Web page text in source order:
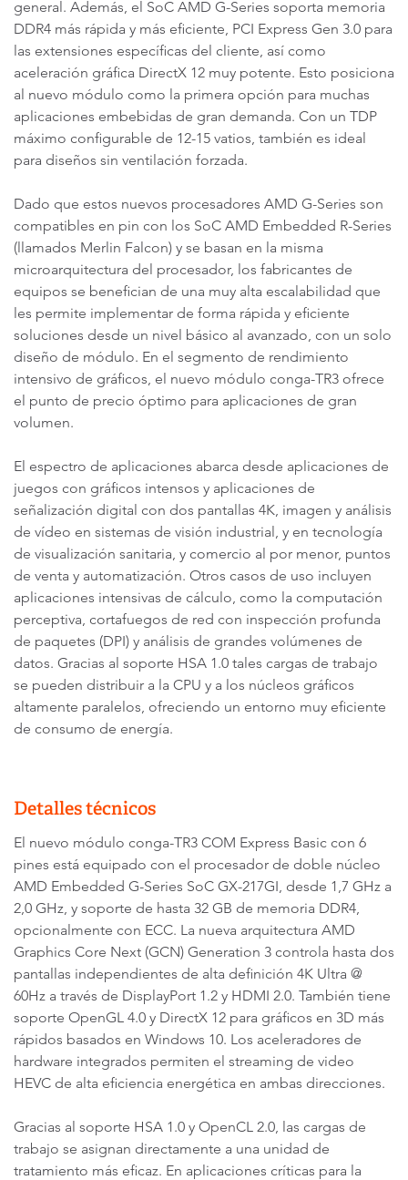
general. Además, el SoC AMD G-Series soporta memoria
DDR4 más rápida y más eficiente, PCI Express Gen 3.0 para
las extensiones específicas del cliente, así como
aceleración gráfica DirectX 12 muy potente. Esto posiciona
al nuevo módulo como la primera opción para muchas
aplicaciones embebidas de gran demanda. Con un TDP
máximo configurable de 12-15 vatios, también es ideal
para diseños sin ventilación forzada.
Dado que estos nuevos procesadores AMD G-Series son
compatibles en pin con los SoC AMD Embedded R-Series
(llamados Merlin Falcon) y se basan en la misma
microarquitectura del procesador, los fabricantes de
equipos se benefician de una muy alta escalabilidad que
les permite implementar de forma rápida y eficiente
soluciones desde un nivel básico al avanzado, con un solo
diseño de módulo. En el segmento de rendimiento
intensivo de gráficos, el nuevo módulo conga-TR3 ofrece
el punto de precio óptimo para aplicaciones de gran
volumen.
El espectro de aplicaciones abarca desde aplicaciones de
juegos con gráficos intensos y aplicaciones de
señalización digital con dos pantallas 4K, imagen y análisis
de vídeo en sistemas de visión industrial, y en tecnología
de visualización sanitaria, y comercio al por menor, puntos
de venta y automatización. Otros casos de uso incluyen
aplicaciones intensivas de cálculo, como la computación
perceptiva, cortafuegos de red con inspección profunda
de paquetes (DPI) y análisis de grandes volúmenes de
datos. Gracias al soporte HSA 1.0 tales cargas de trabajo
se pueden distribuir a la CPU y a los núcleos gráficos
altamente paralelos, ofreciendo un entorno muy eficiente
de consumo de energía.
Detalles técnicos
El nuevo módulo conga-TR3 COM Express Basic con 6
pines está equipado con el procesador de doble núcleo
AMD Embedded G-Series SoC GX-217GI, desde 1,7 GHz a
2,0 GHz, y soporte de hasta 32 GB de memoria DDR4,
opcionalmente con ECC. La nueva arquitectura AMD
Graphics Core Next (GCN) Generation 3 controla hasta dos
pantallas independientes de alta definición 4K Ultra @
60Hz a través de DisplayPort 1.2 y HDMI 2.0. También tiene
soporte OpenGL 4.0 y DirectX 12 para gráficos en 3D más
rápidos basados en Windows 10. Los aceleradores de
hardware integrados permiten el streaming de video
HEVC de alta eficiencia energética en ambas direcciones.
Gracias al soporte HSA 1.0 y OpenCL 2.0, las cargas de
trabajo se asignan directamente a una unidad de
tratamiento más eficaz. En aplicaciones críticas para la